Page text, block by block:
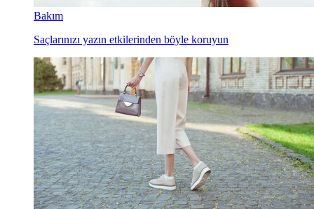
Bakım
Saçlarınızı yazın etkilerinden böyle koruyun